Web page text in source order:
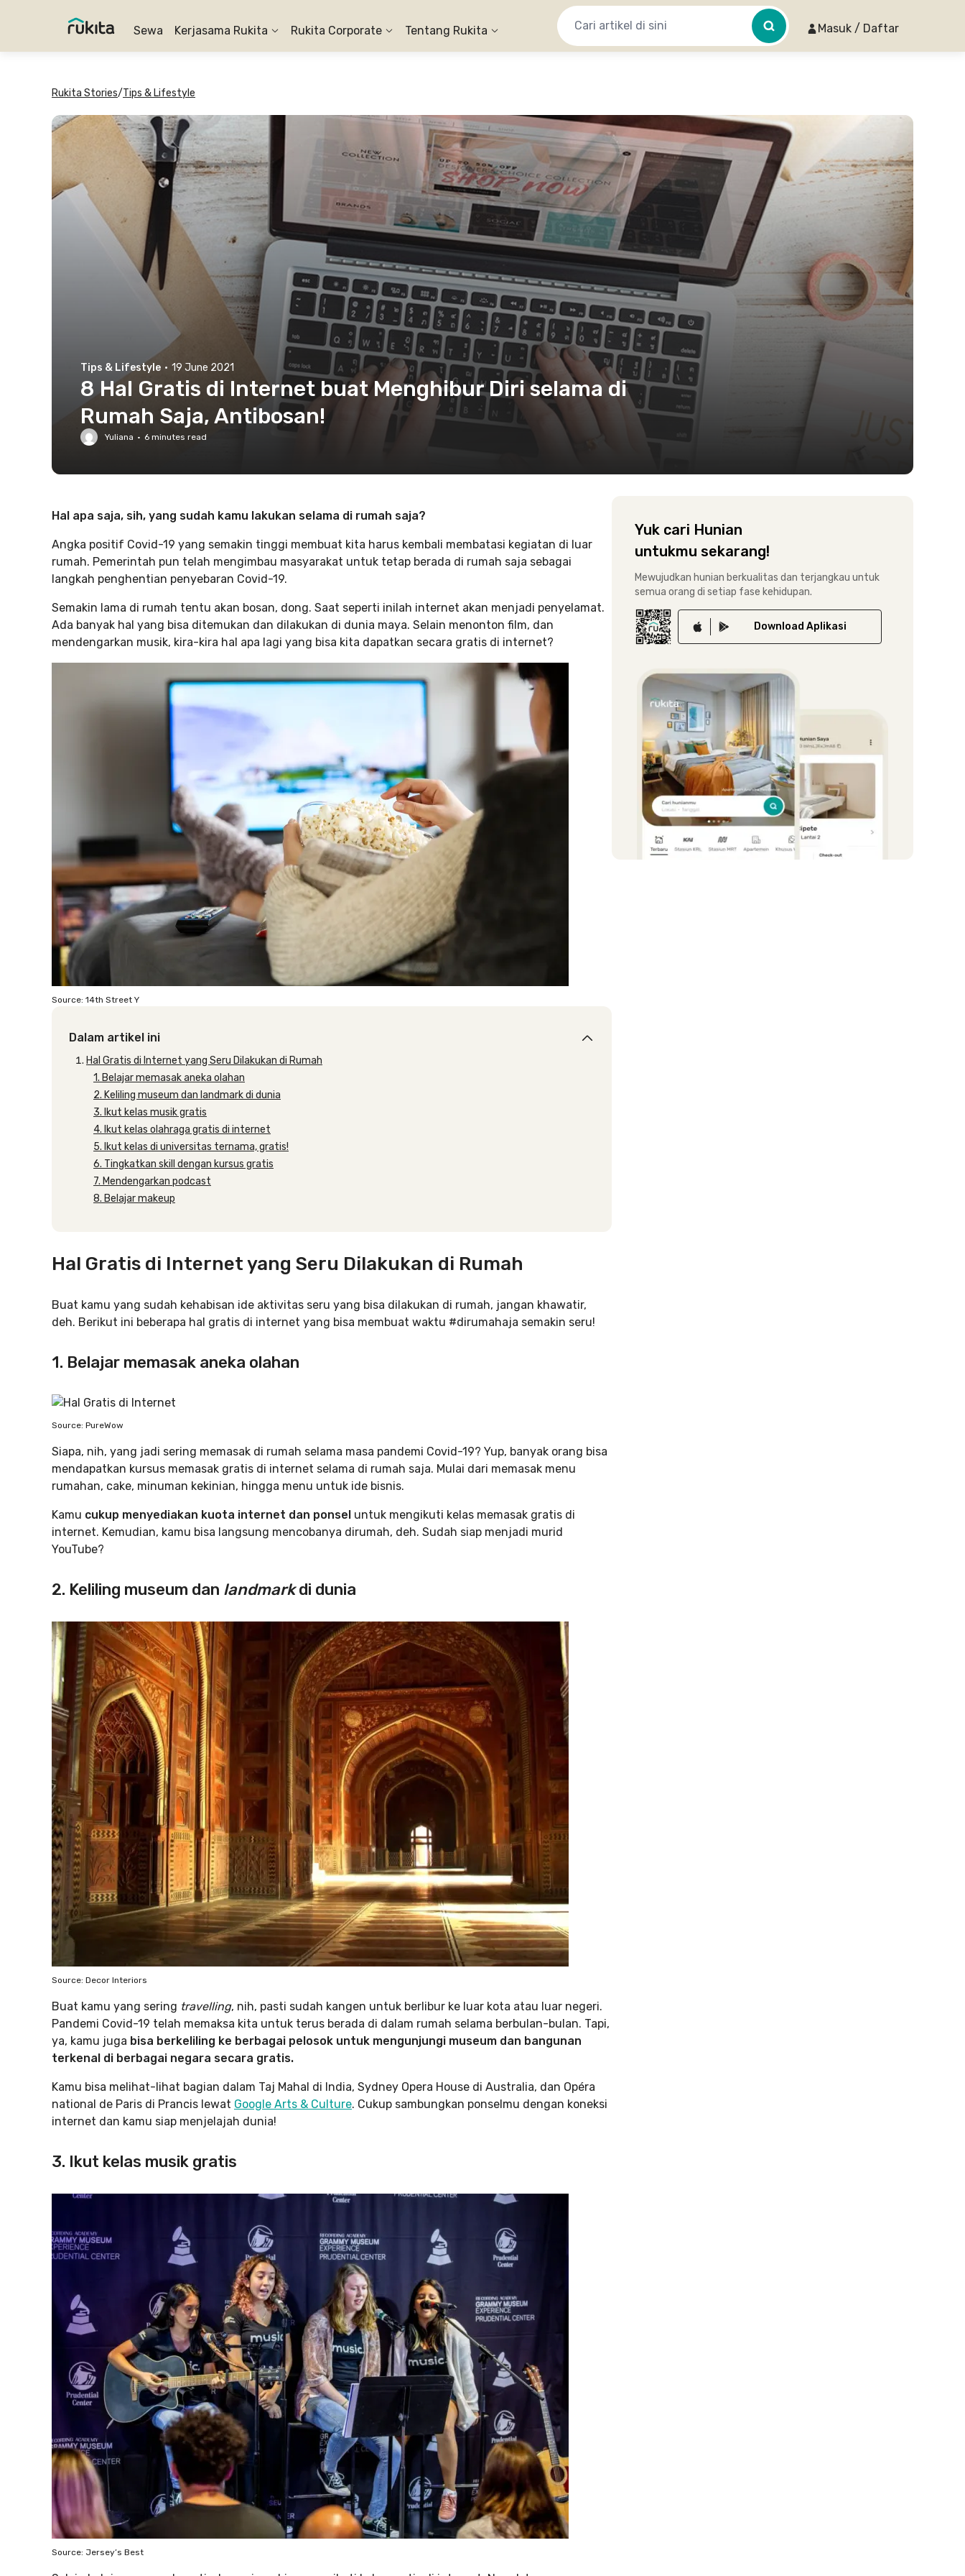
Sewa Kerjasama Rukita Rukita Corporate Tentang Rukita Masuk / Daftar
Rukita Stories/Tips & Lifestyle
Tips & Lifestyle · 19 June 2021
8 Hal Gratis di Internet buat Menghibur Diri selama di
Rumah Saja, Antibosan!
Yuliana · 6 minutes read
Hal apa saja, sih, yang sudah kamu lakukan selama di rumah saja?
Angka positif Covid-19 yang semakin tinggi membuat kita harus kembali membatasi kegiatan di luar
rumah. Pemerintah pun telah mengimbau masyarakat untuk tetap berada di rumah saja sebagai
langkah penghentian penyebaran Covid-19.
Semakin lama di rumah tentu akan bosan, dong. Saat seperti inilah internet akan menjadi penyelamat.
Ada banyak hal yang bisa ditemukan dan dilakukan di dunia maya. Selain menonton film, dan
mendengarkan musik, kira-kira hal apa lagi yang bisa kita dapatkan secara gratis di internet?
Source: 14th Street Y
Dalam artikel ini
Hal Gratis di Internet yang Seru Dilakukan di Rumah
1. Belajar memasak aneka olahan
2. Keliling museum dan landmark di dunia
3. Ikut kelas musik gratis
4. Ikut kelas olahraga gratis di internet
5. Ikut kelas di universitas ternama, gratis!
6. Tingkatkan skill dengan kursus gratis
7. Mendengarkan podcast
8. Belajar makeup
Hal Gratis di Internet yang Seru Dilakukan di Rumah
Buat kamu yang sudah kehabisan ide aktivitas seru yang bisa dilakukan di rumah, jangan khawatir,
deh. Berikut ini beberapa hal gratis di internet yang bisa membuat waktu #dirumahaja semakin seru!
1. Belajar memasak aneka olahan
Source: PureWow
Siapa, nih, yang jadi sering memasak di rumah selama masa pandemi Covid-19? Yup, banyak orang bisa
mendapatkan kursus memasak gratis di internet selama di rumah saja. Mulai dari memasak menu
rumahan, cake, minuman kekinian, hingga menu untuk ide bisnis.
Kamu cukup menyediakan kuota internet dan ponsel untuk mengikuti kelas memasak gratis di
internet. Kemudian, kamu bisa langsung mencobanya dirumah, deh. Sudah siap menjadi murid
YouTube?
2. Keliling museum dan landmarkdi dunia
Source: Decor Interiors
Buat kamu yang sering travelling, nih, pasti sudah kangen untuk berlibur ke luar kota atau luar negeri.
Pandemi Covid-19 telah memaksa kita untuk terus berada di dalam rumah selama berbulan-bulan. Tapi,
ya, kamu juga bisa berkeliling ke berbagai pelosok untuk mengunjungi museum dan bangunan
terkenal di berbagai negara secara gratis.
Kamu bisa melihat-lihat bagian dalam Taj Mahal di India, Sydney Opera House di Australia, dan Opéra
national de Paris di Prancis lewat Google Arts & Culture. Cukup sambungkan ponselmu dengan koneksi
internet dan kamu siap menjelajah dunia!
3. Ikut kelas musik gratis
Source: Jersey’s Best
Yuk cari Hunian
untukmu sekarang!
Mewujudkan hunian berkualitas dan terjangkau untuk
semua orang di setiap fase kehidupan.
Download Aplikasi